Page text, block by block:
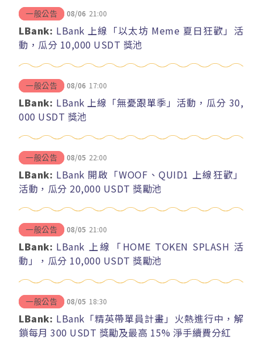
一般公告 08/06 21:00
LBank: LBank 上線「以太坊 Meme 夏日狂歡」活
動，瓜分 10,000 USDT 獎池
一般公告 08/06 17:00
LBank: LBank 上線「無憂跟單季」活動，瓜分 30,
000 USDT 獎池
一般公告 08/05 22:00
LBank: LBank 開啟「WOOF、QUID1 上線狂歡」
活動，瓜分 20,000 USDT 獎勵池
一般公告 08/05 21:00
LBank: LBank 上線「HOME TOKEN SPLASH 活
動」，瓜分 10,000 USDT 獎勵池
一般公告 08/05 18:30
LBank: LBank「精英帶單員計畫」火熱進行中，解
鎖每月 300 USDT 獎勵及最高 15% 淨手續費分紅